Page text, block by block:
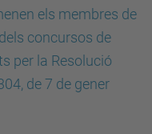
els membres de
concursos de
per la Resolució
de 7 de gener